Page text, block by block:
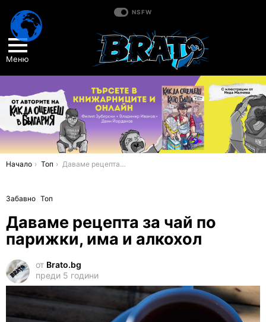
NSFW
Меню
You are here:
Начало Топ Даваме рецепта за чай по парижки, има и алкохол
Забавно Топ
Даваме рецепта за чай по
парижки, има и алкохол
от Brato.bg
преди 5 години